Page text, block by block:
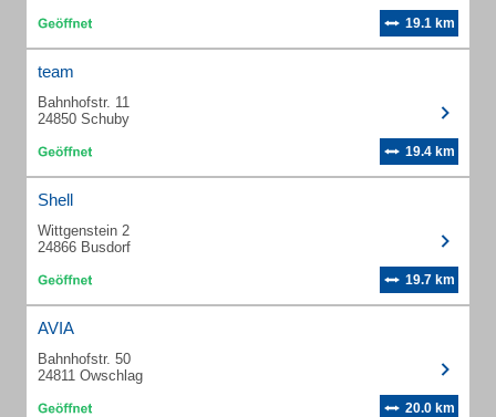
19.1 km
team
Bahnhofstr. 11
24850 Schuby
19.4 km
Shell
Wittgenstein 2
24866 Busdorf
19.7 km
AVIA
Bahnhofstr. 50
24811 Owschlag
20.0 km